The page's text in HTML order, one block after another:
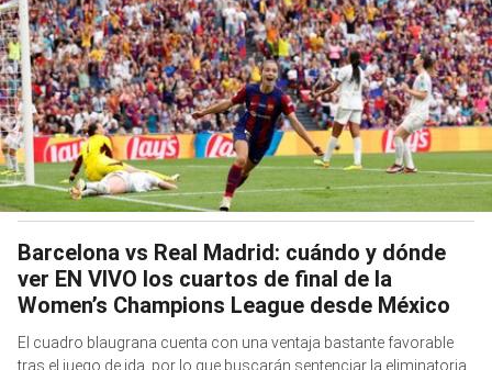
Barcelona vs Real Madrid: cuándo y dónde
ver EN VIVO los cuartos de final de la
Women’s Champions League desde México
El cuadro blaugrana cuenta con una ventaja bastante favorable
tras el juego de ida, por lo que buscarán sentenciar la eliminatoria